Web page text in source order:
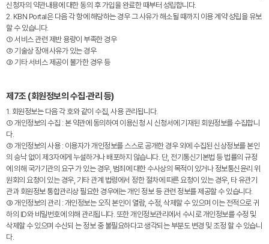
신청자의 약관내용에 대한 동의 후 가입을 완료한 때부터 성립합니다.
2. KBN Portal은 다음 각 항에 해당하는 경우 그 사유가 해소될 때까지 이용 계약 성립을 유보
할 수 있습니다.
① 서비스 관련 제반 용량이 부족한 경우
② 기술상 장애 사유가 있는 경우
③ 기타 서비스 제공이 불가한 경우 등
제7조 (회원정보의 수집·관리 등)
1. 회원정보는 다음 각 호와 같이 수집, 사용 관리됩니다.
① 개인정보의 수집 : 본 약관에 동의하여 이용신청 시 신청서에 기재된 회원정보를 수집합니
다.
② 개인정보의 사용 : 이용자가 개인정보를 스스로 공개한 경우 외에 수집된 신상정보를 본인
의 승낙 없이 제3자에게 누설하거나 배포하지 않습니다. 단, 전기통신기본법 등 법률의 규정
에 의해 국가기관의 요구 가 있는 경우, 범죄에 대한 수사상의 목적이 있거나 정보통신윤리 위
원회의 요청이 있는 경우, 기타 관계 법령에서 정한 절차에 따른 요청이 있는 경우, 타 유관기
관과 회원정보 통합관리상 필요한 경우에는 개인 정보 등 관련 정보를 제공할 수 있습니다.
③ 개인정보의 관리 : 개인정보는 오직 본인이 열람, 수정, 삭제할 수 있으며 이는 전적으로 귀
하의 ID와 비밀번호에 의해 관리됩니다. 또한 개인정보관리에서 수시로 개인정보를 수정 및
삭제할 수 있으며 수신되 는 정보 중 불필요하다고 생각되는 부분도 변경 및 조정 할 수 있습니
다.